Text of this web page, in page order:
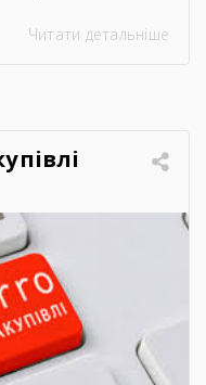
у доросле
з
голови, […]
Читати детальніше